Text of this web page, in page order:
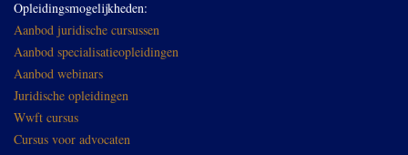
Opleidingsmogelijkheden:
Aanbod juridische cursussen
Aanbod specialisatieopleidingen
Aanbod webinars
Juridische opleidingen
Wwft cursus
Cursus voor advocaten